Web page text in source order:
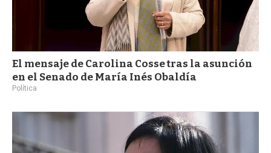
El mensaje de Carolina Cosse tras la asunción
en el Senado de María Inés Obaldía
Política